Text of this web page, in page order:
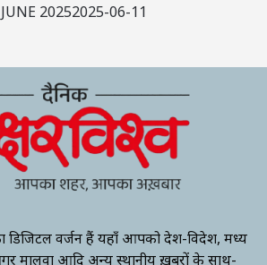
20252025-06-11
का डिजिटल वर्जन हैं यहाँ आपको देश-विदेश, मध्य
मालवा आदि अन्य स्थानीय ख़बरों के साथ-